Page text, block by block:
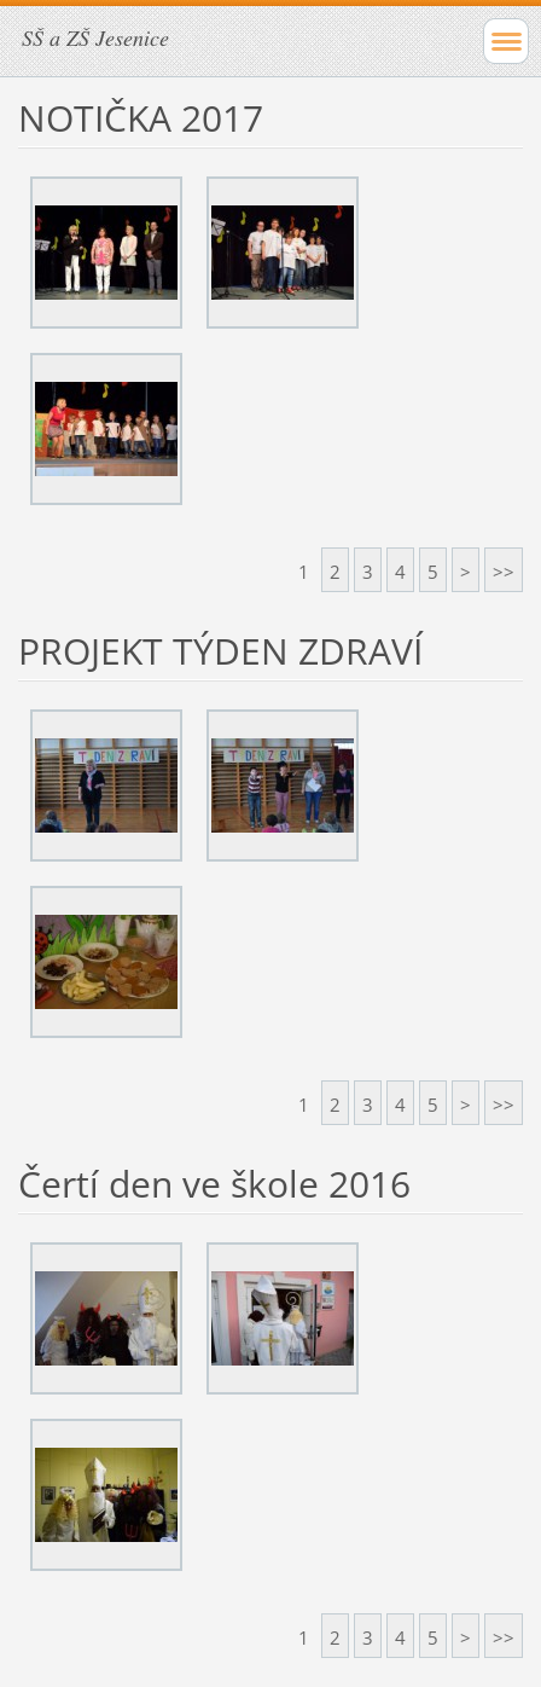
SŠ a ZŠ Jesenice
NOTIČKA 2017
1 2 3 4 5 > >>
PROJEKT TÝDEN ZDRAVÍ
1 2 3 4 5 > >>
Čertí den ve škole 2016
1 2 3 4 5 > >>